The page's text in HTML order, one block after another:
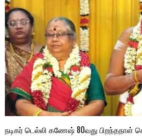
நடிகர் டெல்லி கணேஷ் 80வது